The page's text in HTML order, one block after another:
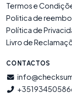
Termos e
Politica de
Política de
Livro de
CONTACTOS